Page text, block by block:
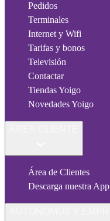
Pedidos
Terminales
Internet y Wifi
Tarifas y bonos
Televisión
Contactar
Tiendas Yoigo
Novedades Yoigo
Área de Clientes
Descarga nuestra App